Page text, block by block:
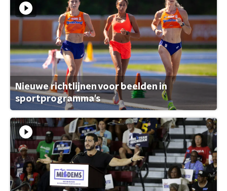
Nieuwe richtlijnen voor beelden in
sportprogramma's